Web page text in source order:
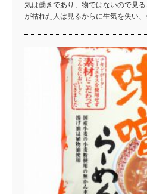
気は働きであり、物ではないので見
が枯れた人は見るからに生気を失い